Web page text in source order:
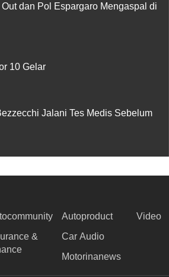
dan Pol Espargaro Mengaspal di
10 Gelar
Jalani Tes Medis Sebelum
&
Autoproduct
Car Audio
Motorinanews
Video